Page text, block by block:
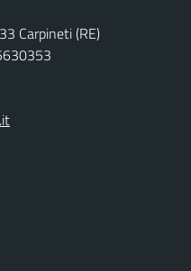
Carpineti (RE)